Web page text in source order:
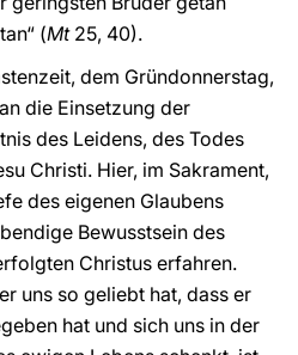
(Mt25, 40).
dem Gründonnerstag,
die Einsetzung der
des Leidens, des Todes
Christi. Hier, im Sakrament,
des eigenen Glaubens
Bewusstsein des
Christus erfahren.
uns so geliebt hat, dass er
hat und sich uns in der